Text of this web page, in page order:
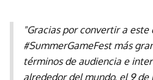
"Gracias por convertir a este
#SummerGameFest más
términos de audiencia e
alrededor del mundo, el 9 de